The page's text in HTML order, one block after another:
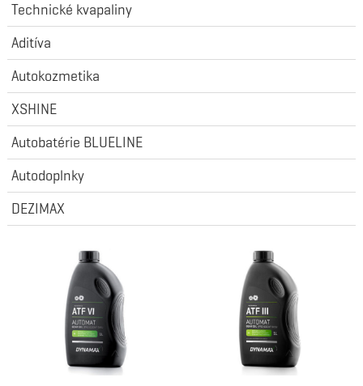
Technické kvapaliny
Aditíva
Autokozmetika
XSHINE
Autobatérie BLUELINE
Autodoplnky
DEZIMAX